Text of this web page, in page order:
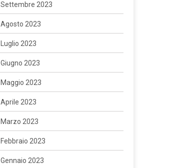
Settembre 2023
Agosto 2023
Luglio 2023
Giugno 2023
Maggio 2023
Aprile 2023
Marzo 2023
Febbraio 2023
Gennaio 2023